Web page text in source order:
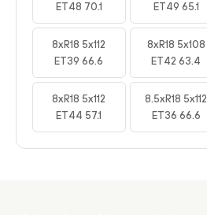
ET48 70.1
ET49 65.1
8xR18 5x112
ET39 66.6
8xR18 5x108
ET42 63.4
8xR18 5x112
ET44 57.1
8.5xR18 5x112
ET36 66.6